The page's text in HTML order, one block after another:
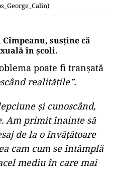
susține că
în școli.
poate fi tranşată
realităţile”.
şi cunoscând,
Am primit înainte să
de la o învăţătoare
cam cum se întâmplă
mediu în care mai